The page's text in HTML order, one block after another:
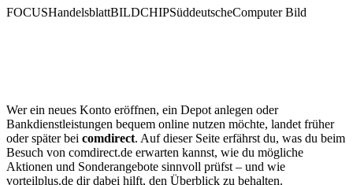
FOCUSHandelsblattBILDCHIPSüddeutscheComputer Bild
Wer ein neues Konto eröffnen, ein Depot anlegen oder
Bankdienstleistungen bequem online nutzen möchte, landet früher
oder später bei comdirect. Auf dieser Seite erfährst du, was du beim
Besuch von comdirect.de erwarten kannst, wie du mögliche
Aktionen und Sonderangebote sinnvoll prüfst – und wie
vorteilplus.de dir dabei hilft, den Überblick zu behalten.